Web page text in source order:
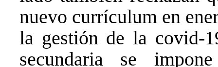
nuevo currículum en
la gestión de la covid-
secundaria se